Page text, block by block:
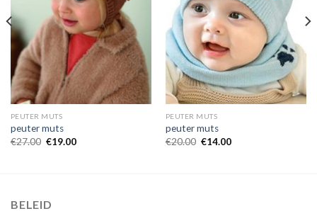
PEUTER MUTS
peuter muts
€27.00 €19.00
PEUTER MUTS
peuter muts
€20.00 €14.00
BELEID